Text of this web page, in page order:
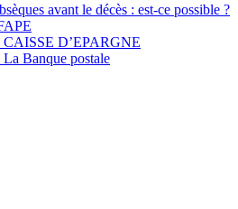
avant le décès : est-ce possible ?
CAISSE D’EPARGNE
La Banque postale